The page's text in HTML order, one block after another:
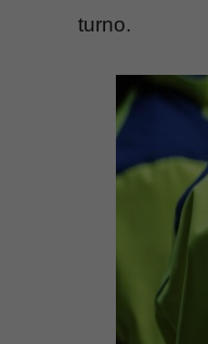
turno.